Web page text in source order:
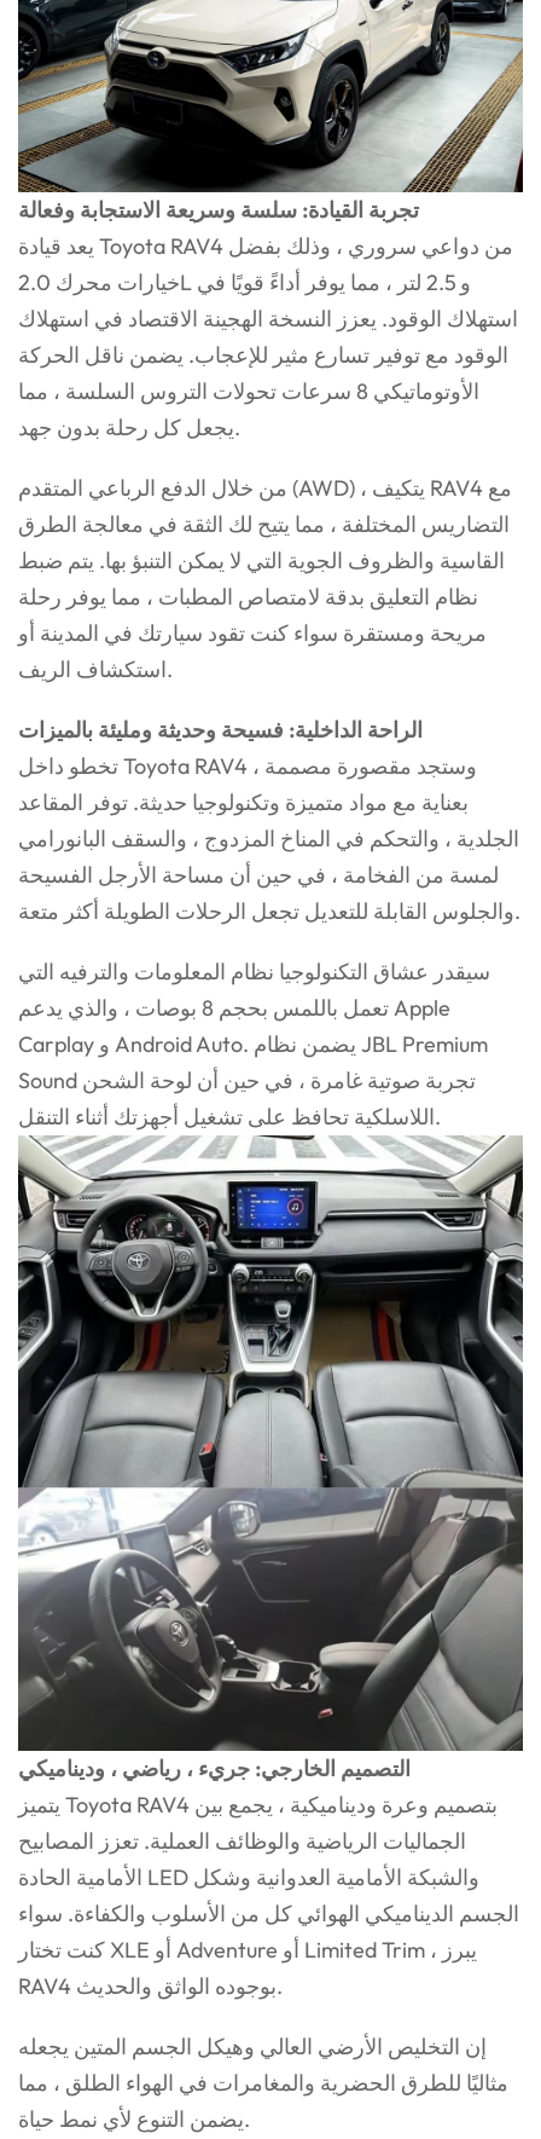
تجربة القيادة: سلسة وسريعة الاستجابة وفعالة
يعد قيادة Toyota RAV4 من دواعي سروري ، وذلك بفضل
خيارات محرك 2.0L و 2.5 لتر ، مما يوفر أداءً قويًا في
استهلاك الوقود. يعزز النسخة الهجينة الاقتصاد في استهلاك
الوقود مع توفير تسارع مثير للإعجاب. يضمن ناقل الحركة
الأوتوماتيكي 8 سرعات تحولات التروس السلسة ، مما
يجعل كل رحلة بدون جهد.
من خلال الدفع الرباعي المتقدم (AWD) ، يتكيف RAV4 مع
التضاريس المختلفة ، مما يتيح لك الثقة في معالجة الطرق
القاسية والظروف الجوية التي لا يمكن التنبؤ بها. يتم ضبط
نظام التعليق بدقة لامتصاص المطبات ، مما يوفر رحلة
مريحة ومستقرة سواء كنت تقود سيارتك في المدينة أو
استكشاف الريف.
الراحة الداخلية: فسيحة وحديثة ومليئة بالميزات
تخطو داخل Toyota RAV4 ، وستجد مقصورة مصممة
بعناية مع مواد متميزة وتكنولوجيا حديثة. توفر المقاعد
الجلدية ، والتحكم في المناخ المزدوج ، والسقف البانورامي
لمسة من الفخامة ، في حين أن مساحة الأرجل الفسيحة
والجلوس القابلة للتعديل تجعل الرحلات الطويلة أكثر متعة.
سيقدر عشاق التكنولوجيا نظام المعلومات والترفيه التي
تعمل باللمس بحجم 8 بوصات ، والذي يدعم Apple
Carplay و Android Auto. يضمن نظام JBL Premium
Sound تجربة صوتية غامرة ، في حين أن لوحة الشحن
اللاسلكية تحافظ على تشغيل أجهزتك أثناء التنقل.
التصميم الخارجي: جريء ، رياضي ، وديناميكي
يتميز Toyota RAV4 بتصميم وعرة وديناميكية ، يجمع بين
الجماليات الرياضية والوظائف العملية. تعزز المصابيح
الأمامية الحادة LED والشبكة الأمامية العدوانية وشكل
الجسم الديناميكي الهوائي كل من الأسلوب والكفاءة. سواء
كنت تختار XLE أو Adventure أو Limited Trim ، يبرز
RAV4 بوجوده الواثق والحديث.
إن التخليص الأرضي العالي وهيكل الجسم المتين يجعله
مثاليًا للطرق الحضرية والمغامرات في الهواء الطلق ، مما
يضمن التنوع لأي نمط حياة.